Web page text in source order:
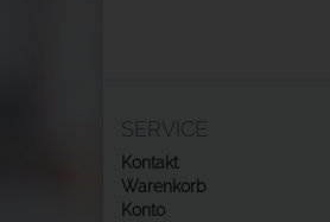
SERVICE
Kontakt
Warenkorb
Konto